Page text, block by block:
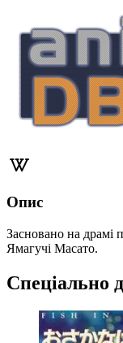
Опис
Засновано на драмі
Ямагучі Масато.
Спеціально